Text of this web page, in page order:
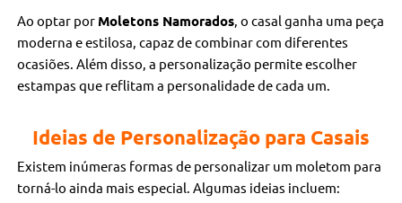
Ao optar por Moletons Namorados, o casal ganha uma peça
moderna e estilosa, capaz de combinar com diferentes
ocasiões. Além disso, a personalização permite escolher
estampas que reflitam a personalidade de cada um.
Ideias de Personalização para Casais
Existem inúmeras formas de personalizar um moletom para
torná-lo ainda mais especial. Algumas ideias incluem: